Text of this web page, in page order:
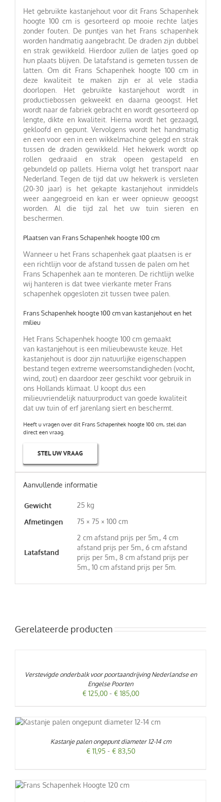
Het gebruikte kastanjehout voor dit Frans Schapenhek
hoogte 100 cm is gesorteerd op mooie rechte latjes
zonder fouten. De puntjes van het Frans schapenhek
worden handmatig aangebracht. De draden zijn dubbel
en strak gewikkeld. Hierdoor zullen de latjes goed op
hun plaats blijven. De latafstand is gemeten tussen de
latten. Om dit Frans Schapenhek hoogte 100 cm in
deze kwaliteit te maken zijn er al vele stadia
doorlopen. Het gebruikte kastanjehout wordt in
productiebossen gekweekt en daarna geoogst. Het
wordt naar de fabriek gebracht en wordt gesorteerd op
lengte, dikte en kwaliteit. Hierna wordt het gezaagd,
gekloofd en gepunt. Vervolgens wordt het handmatig
en een voor een in een wikkelmachine gelegd en strak
tussen de draden gewikkeld. Het hekwerk wordt op
rollen gedraaid en strak opeen gestapeld en
gebundeld op pallets. Hierna volgt het transport naar
Nederland. Tegen de tijd dat uw hekwerk is versleten
(20-30 jaar) is het gekapte kastanjehout inmiddels
weer aangegroeid en kan er weer opnieuw geoogst
worden. Al die tijd zal het uw tuin sieren en
beschermen.
Plaatsen van Frans Schapenhek hoogte 100 cm
Wanneer u het Frans schapenhek gaat plaatsen is er
een richtlijn voor de afstand tussen de palen om het
Frans Schapenhek aan te monteren. De richtlijn welke
wij hanteren is dat twee vierkante meter Frans
schapenhek opgesloten zit tussen twee palen.
Frans Schapenhek hoogte 100 cm van kastanjehout en het
milieu
Het Frans Schapenhek hoogte 100 cm gemaakt
van kastanjehout is een milieubewuste keuze. Het
kastanjehout is door zijn natuurlijke eigenschappen
bestand tegen extreme weersomstandigheden (vocht,
wind, zout) en daardoor zeer geschikt voor gebruik in
ons Hollands klimaat. U koopt dus een
milieuvriendelijk natuurproduct van goede kwaliteit
dat uw tuin of erf jarenlang siert en beschermt.
Heeft u vragen over dit Frans Schapenhek hoogte 100 cm, stel dan
direct een vraag.
STEL UW VRAAG
Aanvullende informatie
Gewicht
25 kg
Afmetingen
75 × 75 × 100 cm
Latafstand
2 cm afstand prijs per 5m., 4 cm
afstand prijs per 5m., 6 cm afstand
prijs per 5m., 8 cm afstand prijs per
5m., 10 cm afstand prijs per 5m.
Gerelateerde producten
HEEFT
KAN
GEKOZEN
DETAILS
Verstevigde onderbalk voor poortaandrijving Nederlandse en
Engelse Poorten
€125,00 - €185,00Prijsklasse:
€ 185,00
Kastanje palen ongepunt diameter 12-14 cm
€11,95 - €83,50Prijsklasse: